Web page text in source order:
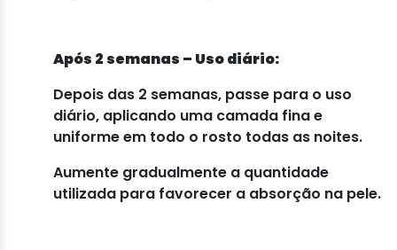
Após 2 semanas – Uso diário:
Depois das 2 semanas, passe para o uso
diário, aplicando uma camada fina e
uniforme em todo o rosto todas as noites.
Aumente gradualmente a quantidade
utilizada para favorecer a absorção na pele.